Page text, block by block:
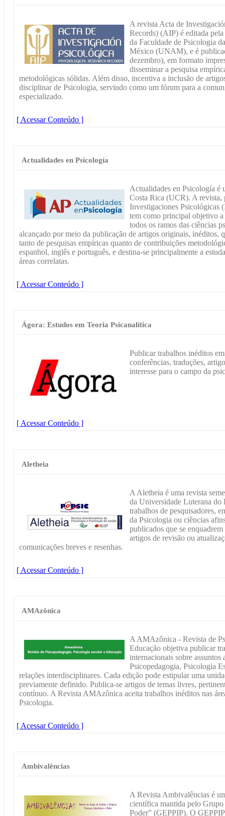
A revista Acta de
Records) (AIP) é editada
da Faculdade de Psicologia
México (UNAM), e é
dezembro), em formato
disseminar a pesquisa
metodológicas sólidas. Além disso, incentiva a inclusão de
disciplinar de Psicologia, servindo como um fórum para a
especializado.
[ Acessar Conteúdo ]
Actualidades en Psicología
Actualidades en Psicología é
Costa Rica (UCR). A revista,
Investigaciones Psicológicas
tem como principal objetivo
todos os ramos das ciências
alcançado por meio da publicação de artigos originais, inéditos,
tanto de pesquisas empíricas quanto de contribuições
espanhol, inglês e português, e destina-se principalmente a
áreas correlatas.
[ Acessar Conteúdo ]
Ágora: Estudos em Teoria Psicanalítica
Publicar trabalhos inéditos
conferências, traduções,
interesse para o campo da
[ Acessar Conteúdo ]
Aletheia
A Aletheia é uma revista
da Universidade Luterana do
trabalhos de pesquisadores,
da Psicologia ou ciências
publicados que se
artigos de revisão ou
comunicações breves e resenhas.
[ Acessar Conteúdo ]
AMAzônica
A AMAzônica - Revista de
Educação objetiva publicar
internacionais sobre assuntos
Psicopedagogia, Psicologia
relações interdisciplinares. Cada edição pode estipular uma
previamente definido. Publica-se artigos de temas livres,
contínuo. A Revista AMAzônica aceita trabalhos inéditos nas
Psicologia.
[ Acessar Conteúdo ]
Ambivalências
A Revista Ambivalências é
científica mantida pelo Grupo
Poder” (GEPPIP). O